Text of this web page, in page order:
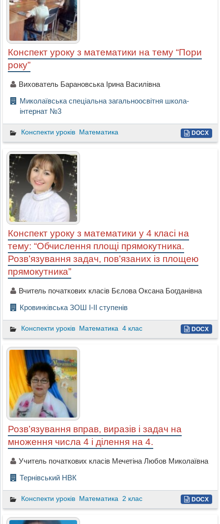
Конспект уроку з математики на тему “Пори
року”
Вихователь Барановська Ірина Василівна
Миколаївська спеціальна загальноосвітня школа-
інтернат №3
Конспекти уроків Математика DOCX
Конспект уроку з математики у 4 класі на
тему: “Обчислення площі прямокутника.
Розв’язування задач, пов’язаних із площею
прямокутника”
Вчитель початкових класів Бєлова Оксана Богданівна
Кровинківська ЗОШ І-ІІ ступенів
Конспекти уроків Математика 4 клас DOCX
Розв’язування вправ, виразів і задач на
множення числа 4 і ділення на 4.
Учитель початкових класів Мечетіна Любов Миколаївна
Тернівський НВК
Конспекти уроків Математика 2 клас DOCX